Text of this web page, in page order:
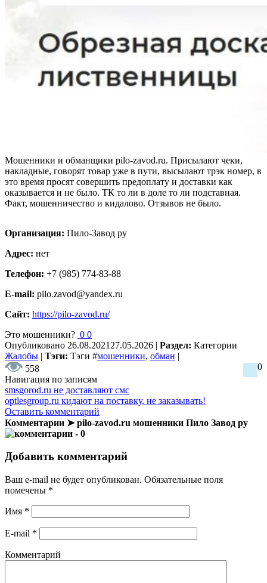
Мошенники и обманщики pilo-zavod.ru. Присылают чеки,
накладные, говорят товар уже в пути, высылают трэк номер, в
это время просят совершить предоплату и доставки как
оказывается и не было. ТК то ли в доле то ли подставная.
Факт, мошенничество и кидалово. Отзывов не было.
Организация: Пило-Завод ру
Адрес: нет
Телефон: +7 (985) 774-83-88
E-mail: pilo.zavod@yandex.ru
Сайт: https://pilo-zavod.ru/
Это мошенники? 0 0
Опубликовано 26.08.2021 27.05.2026 | Раздел: Категории
Жалобы | Тэги: Тэги #мошенники, обман |
558
0
Навигация по записям
smsgorod.ru не доставляют смс
optlesgroup.ru кидают на поставку, не заказывать!
Оставить комментарий
Комментарии ➤ pilo-zavod.ru мошенники Пило Завод ру
- 0
Добавить комментарий
Ваш e-mail не будет опубликован. Обязательные поля
помечены *
Имя *
E-mail *
Комментарий